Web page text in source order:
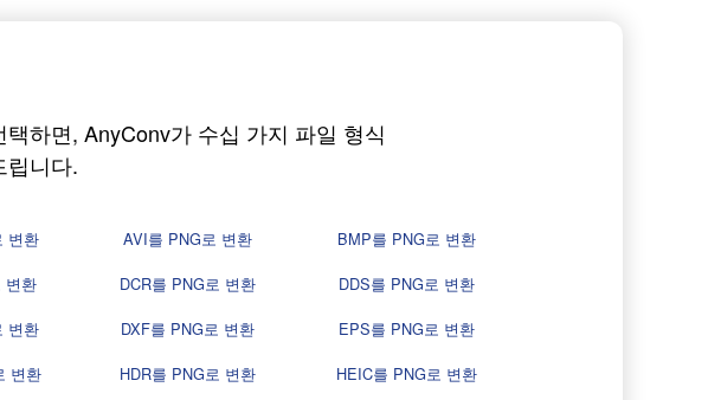
하면, AnyConv가 수십 가지 파일 형식
립니다.
변환 AVI를 PNG로 변환
BMP를 PNG로 변환
변환 DCR를 PNG로 변환
DDS를 PNG로 변환
변환 DXF를 PNG로 변환
EPS를 PNG로 변환
변환 HDR를 PNG로 변환
HEIC를 PNG로 변환